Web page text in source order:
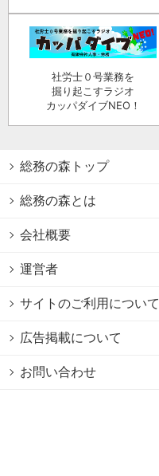
社労士０号業務を
掘り起こすラジオ
カッパダイブNEO！
総務の森トップ
総務の森とは
会社概要
運営者
サイトのご利用について
広告掲載について
お問い合わせ